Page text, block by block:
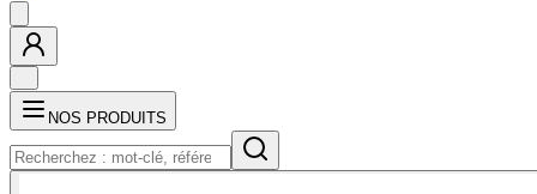
NOS PRODUITS